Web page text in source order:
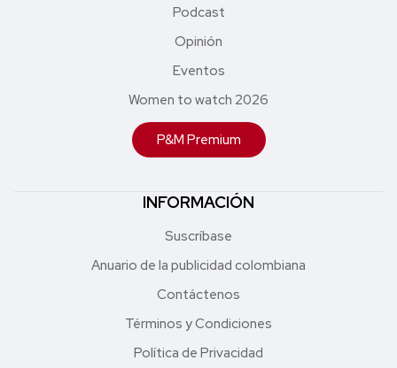
Podcast
Opinión
Eventos
Women to watch 2026
P&M Premium
INFORMACIÓN
Suscríbase
Anuario de la publicidad colombiana
Contáctenos
Términos y Condiciones
Política de Privacidad